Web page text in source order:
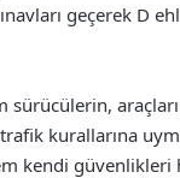
geçerek D
kurallarına
kendi güvenlikleri